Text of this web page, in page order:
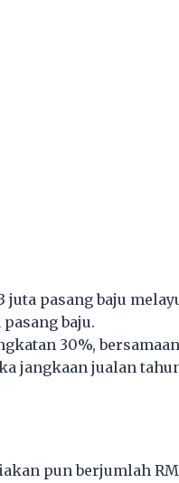
juta pasang baju
baju.
30%, bersamaan
jangkaan jualan
pun berjumlah